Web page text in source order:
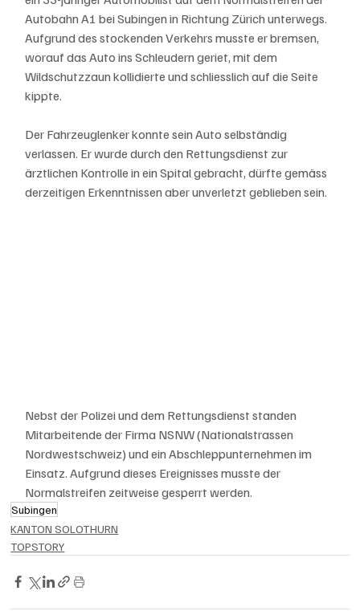
Autobahn A1 bei Subingen in Richtung Zürich unterwegs.
Aufgrund des stockenden Verkehrs musste er bremsen,
worauf das Auto ins Schleudern geriet, mit dem
Wildschutzzaun kollidierte und schliesslich auf die Seite
kippte.
Der Fahrzeuglenker konnte sein Auto selbständig
verlassen. Er wurde durch den Rettungsdienst zur
ärztlichen Kontrolle in ein Spital gebracht, dürfte gemäss
derzeitigen Erkenntnissen aber unverletzt geblieben sein.
Nebst der Polizei und dem Rettungsdienst standen
Mitarbeitende der Firma NSNW (Nationalstrassen
Nordwestschweiz) und ein Abschleppunternehmen im
Einsatz. Aufgrund dieses Ereignisses musste der
Normalstreifen zeitweise gesperrt werden.
Subingen
KANTON SOLOTHURN
TOPSTORY